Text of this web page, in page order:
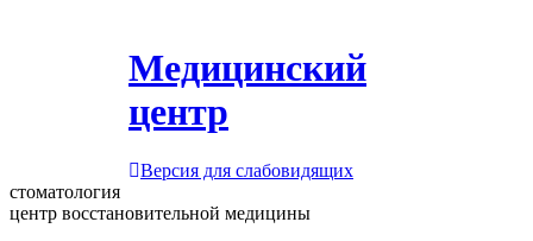
Медицинский
центр
Версия для слабовидящих
стоматология
центр восстановительной медицины